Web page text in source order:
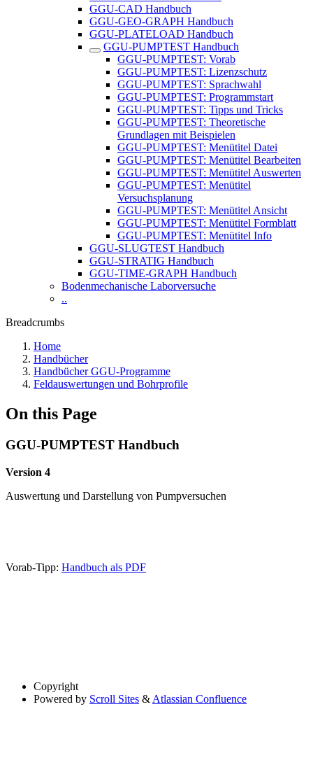
GGU-CAD Handbuch
GGU-GEO-GRAPH Handbuch
GGU-PLATELOAD Handbuch
GGU-PUMPTEST Handbuch
GGU-PUMPTEST: Vorab
GGU-PUMPTEST: Lizenzschutz
GGU-PUMPTEST: Sprachwahl
GGU-PUMPTEST: Programmstart
GGU-PUMPTEST: Tipps und Tricks
GGU-PUMPTEST: Theoretische
Grundlagen mit Beispielen
GGU-PUMPTEST: Menütitel Datei
GGU-PUMPTEST: Menütitel Bearbeiten
GGU-PUMPTEST: Menütitel Auswerten
GGU-PUMPTEST: Menütitel
Versuchsplanung
GGU-PUMPTEST: Menütitel Ansicht
GGU-PUMPTEST: Menütitel Formblatt
GGU-PUMPTEST: Menütitel Info
GGU-SLUGTEST Handbuch
GGU-STRATIG Handbuch
GGU-TIME-GRAPH Handbuch
Bodenmechanische Laborversuche
..
Breadcrumbs
Home
Handbücher
Handbücher GGU-Programme
Feldauswertungen und Bohrprofile
On this Page
GGU-PUMPTEST Handbuch
Version 4
Auswertung und Darstellung von Pumpversuchen
Vorab-Tipp: Handbuch als PDF
Copyright
Powered by Scroll Sites & Atlassian Confluence